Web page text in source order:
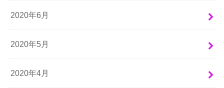
2020年6月
2020年5月
2020年4月